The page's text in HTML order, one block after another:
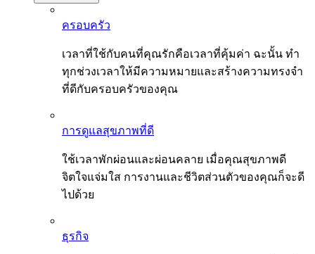
ครอบครัว
เวลาที่ใช้กับคนที่คุณรักคือเวลาที่คุ้มค่า ฉะนั้น ทำ
ทุกช่วงเวลาให้มีความหมายและสร้างความทรงจำ
ที่ดีกับครอบครัวของคุณ
การดูแลสุขภาพที่ดี
ใช้เวลาพักผ่อนและผ่อนคลาย เมื่อคุณสุขภาพดี
จิตใจแจ่มใส การงานและชีวิตส่วนตัวของคุณก็จะดี
ไปด้วย
ธุรกิจ